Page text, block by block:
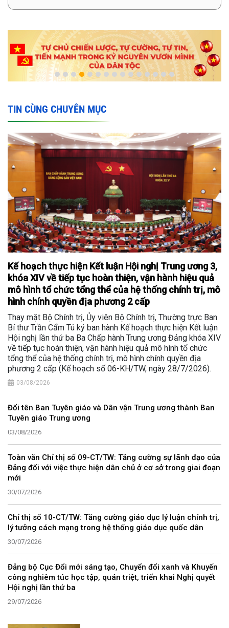
TIN CÙNG CHUYÊN MỤC
Kế hoạch thực hiện Kết luận Hội nghị Trung ương 3,
khóa XIV về tiếp tục hoàn thiện, vận hành hiệu quả
mô hình tổ chức tổng thể của hệ thống chính trị, mô
hình chính quyền địa phương 2 cấp
Thay mặt Bộ Chính trị, Ủy viên Bộ Chính trị, Thường trực Ban
Bí thư Trần Cẩm Tú ký ban hành Kế hoạch thực hiện Kết luận
Hội nghị lần thứ ba Ba Chấp hành Trung ương Đảng khóa XIV
về tiếp tục hoàn thiện, vận hành hiệu quả mô hình tổ chức
tổng thể của hệ thống chính trị, mô hình chính quyền địa
phương 2 cấp (Kế hoạch số 06-KH/TW, ngày 28/7/2026).
03/08/2026
Đổi tên Ban Tuyên giáo và Dân vận Trung ương thành Ban
Tuyên giáo Trung ương
03/08/2026
Toàn văn Chỉ thị số 09-CT/TW: Tăng cường sự lãnh đạo của
Đảng đối với việc thực hiện dân chủ ở cơ sở trong giai đoạn
mới
30/07/2026
Chỉ thị số 10-CT/TW: Tăng cường giáo dục lý luận chính trị,
lý tưởng cách mạng trong hệ thống giáo dục quốc dân
30/07/2026
Đảng bộ Cục Đổi mới sáng tạo, Chuyển đổi xanh và Khuyến
công nghiêm túc học tập, quán triệt, triển khai Nghị quyết
Hội nghị lần thứ ba
29/07/2026